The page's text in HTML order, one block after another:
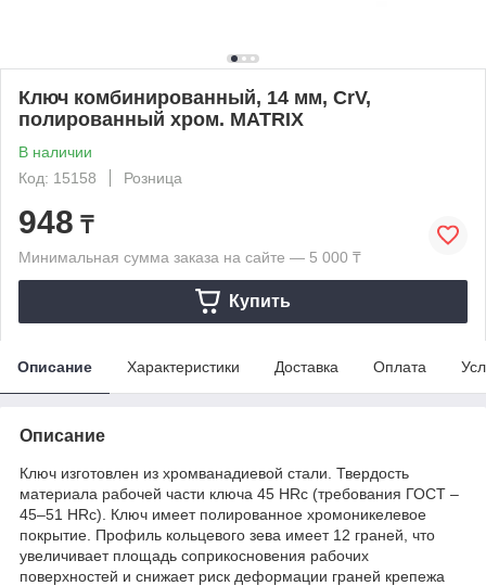
Ключ комбинированный, 14 мм, CrV,
полированный хром. MATRIX
В наличии
Код: 15158
Розница
948 ₸
Минимальная сумма заказа на сайте — 5 000 ₸
Купить
Описание Характеристики Доставка Оплата
Описание
Ключ изготовлен из хромванадиевой стали. Твердость
материала рабочей части ключа 45 HRc (требования ГОСТ –
45–51 HRc). Ключ имеет полированное хромоникелевое
покрытие. Профиль кольцевого зева имеет 12 граней, что
увеличивает площадь соприкосновения рабочих
поверхностей и снижает риск деформации граней крепежа